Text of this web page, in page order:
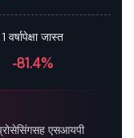
1 वर्षापेक्षा जास्त
-81.4%
एसआयपी